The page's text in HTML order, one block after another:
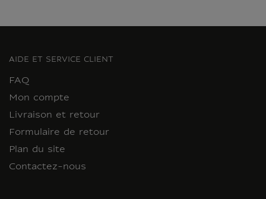
AIDE ET SERVICE CLIENT
FAQ
Mon compte
Livraison et retour
Formulaire de retour
Plan du site
Contactez-nous